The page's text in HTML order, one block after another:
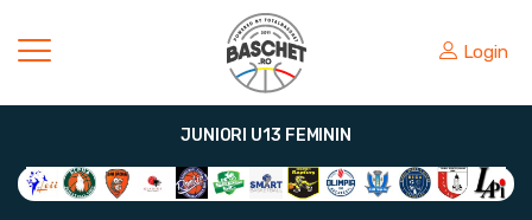
Login
JUNIORI U13 FEMININ